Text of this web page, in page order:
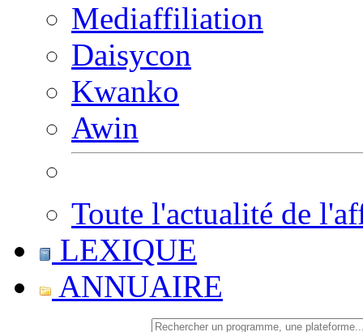
Mediaffiliation
Daisycon
Kwanko
Awin
Toute l'actualité de
LEXIQUE
ANNUAIRE